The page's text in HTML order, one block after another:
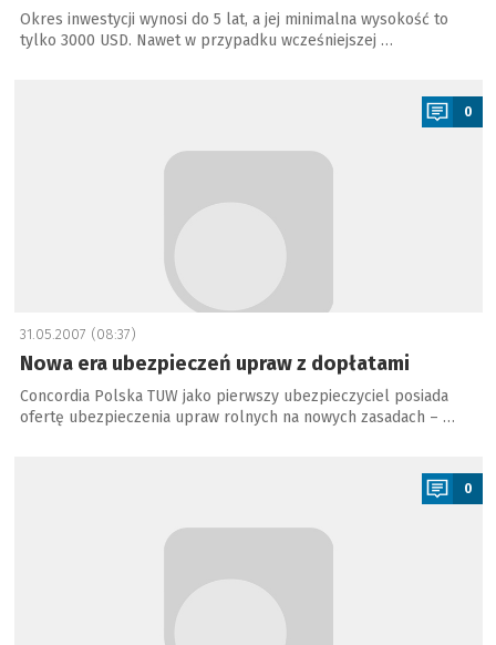
Okres inwestycji wynosi do 5 lat, a jej minimalna wysokość to
tylko 3000 USD. Nawet w przypadku wcześniejszej …
0
31.05.2007 (08:37)
Nowa era ubezpieczeń upraw z dopłatami
Concordia Polska TUW jako pierwszy ubezpieczyciel posiada
ofertę ubezpieczenia upraw rolnych na nowych zasadach – …
0